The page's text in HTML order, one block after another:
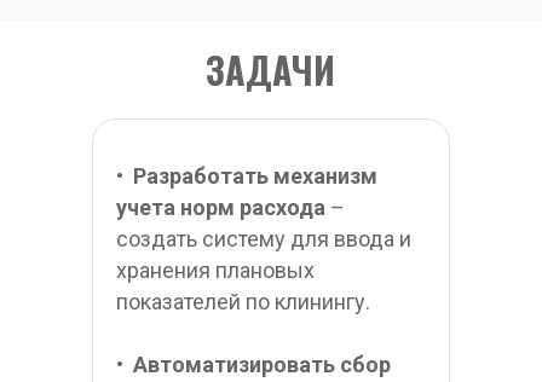
ЗАДАЧИ
• Разработать механизм
учета норм расхода –
создать систему для ввода и
хранения плановых
показателей по клинингу.
• Автоматизировать сбор